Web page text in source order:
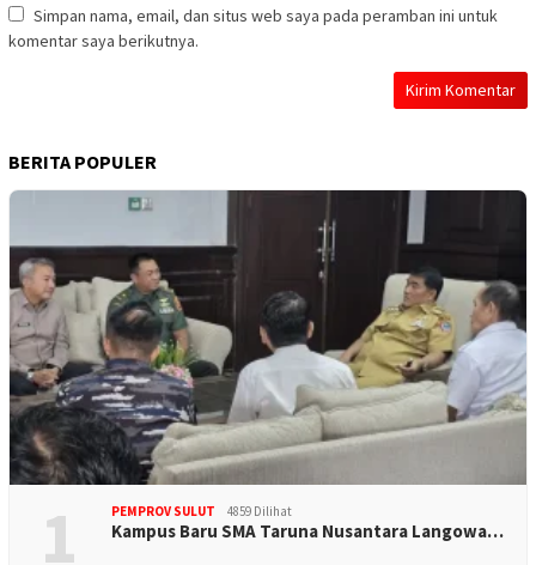
Simpan nama, email, dan situs web saya pada peramban ini untuk
komentar saya berikutnya.
BERITA POPULER
1 PEMPROV SULUT 4859 Dilihat
Kampus Baru SMA Taruna Nusantara Langowa…